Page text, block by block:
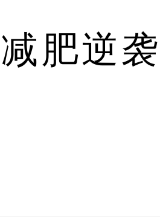
如果随意服药，易给肝
便服药。
，则易使肝脏脂肪增多
脏健康。
季养肝护肝，而且也是
作者本
肥逆袭